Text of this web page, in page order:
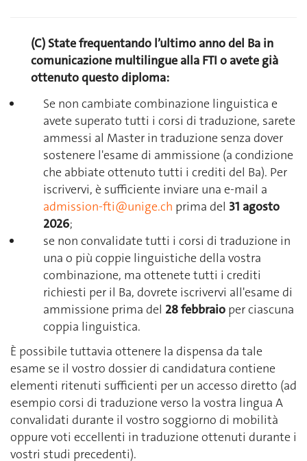
(C) State frequentando l’ultimo anno del Ba in
comunicazione multilingue alla FTI o avete già
ottenuto questo diploma​​​​:
Se non cambiate combinazione linguistica e
avete superato tutti i corsi di traduzione, sarete
ammessi al Master in traduzione senza dover
sostenere l'esame di ammissione (a condizione
che abbiate ottenuto tutti i crediti del Ba). Per
iscrivervi, è sufficiente inviare una e-mail a
admission-fti@unige.ch prima del 31 agosto
2026;
se non convalidate tutti i corsi di traduzione in
una o più coppie linguistiche della vostra
combinazione, ma ottenete tutti i crediti
richiesti per il Ba, dovrete iscrivervi all'esame di
ammissione prima del 28 febbraio per ciascuna
coppia linguistica.
È possibile tuttavia ottenere la dispensa da tale
esame se il vostro dossier di candidatura contiene
elementi ritenuti sufficienti per un accesso diretto (ad
esempio corsi di traduzione verso la vostra lingua A
convalidati durante il vostro soggiorno di mobilità
oppure voti eccellenti in traduzione ottenuti durante i
vostri studi precedenti).